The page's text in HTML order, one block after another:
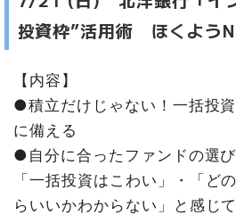
投資枠”活用術 ほくよう
【内容】
●積立だけじゃない！一括投
に備える
●自分に合ったファンドの選
「一括投資はこわい」・「ど
らいいかわからない」と感じ